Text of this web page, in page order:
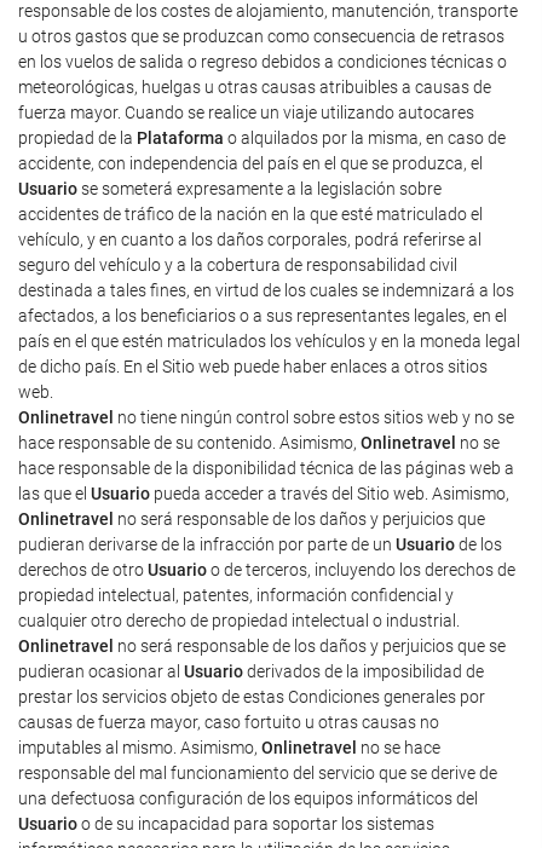
responsable de los costes de alojamiento, manutención, transporte
u otros gastos que se produzcan como consecuencia de retrasos
en los vuelos de salida o regreso debidos a condiciones técnicas o
meteorológicas, huelgas u otras causas atribuibles a causas de
fuerza mayor. Cuando se realice un viaje utilizando autocares
propiedad de la Plataforma o alquilados por la misma, en caso de
accidente, con independencia del país en el que se produzca, el
Usuariose someterá expresamente a la legislación sobre
accidentes de tráfico de la nación en la que esté matriculado el
vehículo, y en cuanto a los daños corporales, podrá referirse al
seguro del vehículo y a la cobertura de responsabilidad civil
destinada a tales fines, en virtud de los cuales se indemnizará a los
afectados, a los beneficiarios o a sus representantes legales, en el
país en el que estén matriculados los vehículos y en la moneda legal
de dicho país. En el Sitio web puede haber enlaces a otros sitios
web.
Onlinetravel no tiene ningún control sobre estos sitios web y no se
hace responsable de su contenido. Asimismo, Onlinetravel no se
hace responsable de la disponibilidad técnica de las páginas web a
las que el Usuario pueda acceder a través del Sitio web. Asimismo,
Onlinetravel no será responsable de los daños y perjuicios que
pudieran derivarse de la infracción por parte de un Usuariode los
derechos de otroUsuarioo de terceros, incluyendo los derechos de
propiedad intelectual, patentes, información confidencial y
cualquier otro derecho de propiedad intelectual o industrial.
Onlinetravel no será responsable de los daños y perjuicios que se
pudieran ocasionar al Usuarioderivados de la imposibilidad de
prestar los servicios objeto de estas Condiciones generales por
causas de fuerza mayor, caso fortuito u otras causas no
imputables al mismo. Asimismo, Onlinetravel no se hace
responsable del mal funcionamiento del servicio que se derive de
una defectuosa configuración de los equipos informáticos del
Usuarioo de su incapacidad para soportar los sistemas